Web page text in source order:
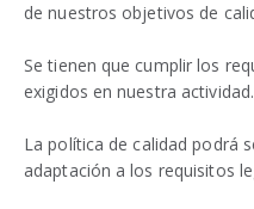
de nuestros objetivos de
Se tienen que cumplir los
exigidos en nuestra actividad.
La política de calidad podrá
adaptación a los requisitos